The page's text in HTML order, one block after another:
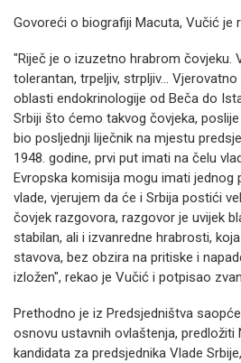
Govoreći o biografiji Macuta, Vučić je
"Riječ je o izuzetno hrabrom čovjeku.
tolerantan, trpeljiv, strpljiv...
oblasti endokrinologije od Beča do
Srbiji što ćemo takvog čovjeka,
bio posljednji liječnik na mjestu
1948. godine, prvi put imati na čelu
Evropska komisija mogu imati jednog
vlade, vjerujem da će i Srbija postići
čovjek razgovora, razgovor je uvijek
stabilan, ali i izvanredne hrabrosti,
stavova, bez obzira na pritiske i
izložen", rekao je Vučić i potpisao
Prethodno je iz Predsjedništva
osnovu ustavnih ovlaštenja, predložiti
kandidata za predsjednika Vlade